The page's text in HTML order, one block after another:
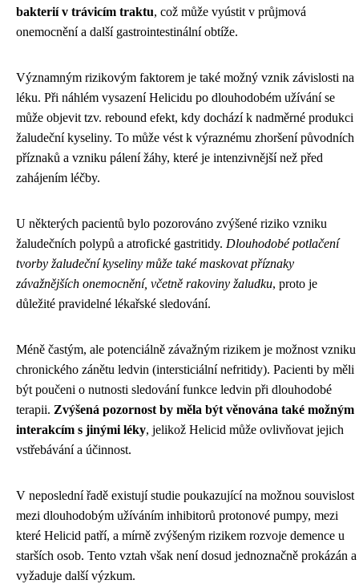
bakterií v trávicím traktu, což může vyústit v průjmová
onemocnění a další gastrointestinální obtíže.
Významným rizikovým faktorem je také možný vznik závislosti na
léku. Při náhlém vysazení Helicidu po dlouhodobém užívání se
může objevit tzv. rebound efekt, kdy dochází k nadměrné produkci
žaludeční kyseliny. To může vést k výraznému zhoršení původních
příznaků a vzniku pálení žáhy, které je intenzivnější než před
zahájením léčby.
U některých pacientů bylo pozorováno zvýšené riziko vzniku
žaludečních polypů a atrofické gastritidy. Dlouhodobé potlačení
tvorby žaludeční kyseliny může také maskovat příznaky
závažnějších onemocnění, včetně rakoviny žaludku, proto je
důležité pravidelné lékařské sledování.
Méně častým, ale potenciálně závažným rizikem je možnost vzniku
chronického zánětu ledvin (intersticiální nefritidy). Pacienti by měli
být poučeni o nutnosti sledování funkce ledvin při dlouhodobé
terapii. Zvýšená pozornost by měla být věnována také možným
interakcím s jinými léky, jelikož Helicid může ovlivňovat jejich
vstřebávání a účinnost.
V neposlední řadě existují studie poukazující na možnou souvislost
mezi dlouhodobým užíváním inhibitorů protonové pumpy, mezi
které Helicid patří, a mírně zvýšeným rizikem rozvoje demence u
starších osob. Tento vztah však není dosud jednoznačně prokázán a
vyžaduje další výzkum.